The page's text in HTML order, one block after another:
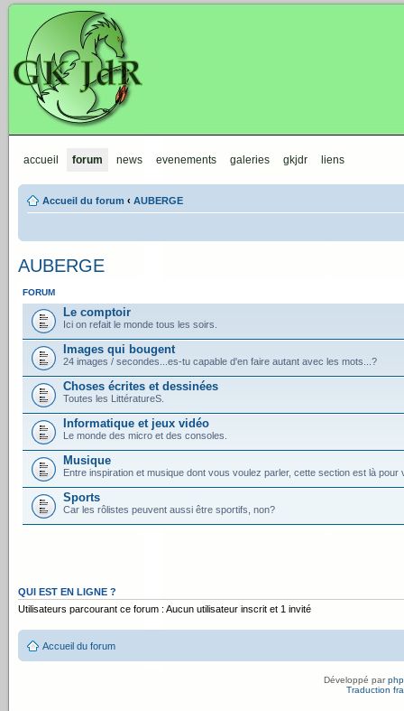
accueil forum news evenements galeries gkjdr liens
Accueil du forum ‹ AUBERGE
AUBERGE
FORUM
Le comptoir
Ici on refait le monde tous les soirs.
Images qui bougent
24 images / secondes...es-tu capable d'en faire autant avec les mots...?
Choses écrites et dessinées
Toutes les LittératureS.
Informatique et jeux vidéo
Le monde des micro et des consoles.
Musique
Entre inspiration et musique dont vous voulez parler, cette section est là pour
Sports
Car les rôlistes peuvent aussi être sportifs, non?
QUI EST EN LIGNE ?
Utilisateurs parcourant ce forum : Aucun utilisateur inscrit et 1 invité
Accueil du forum
Développé par
Traduction